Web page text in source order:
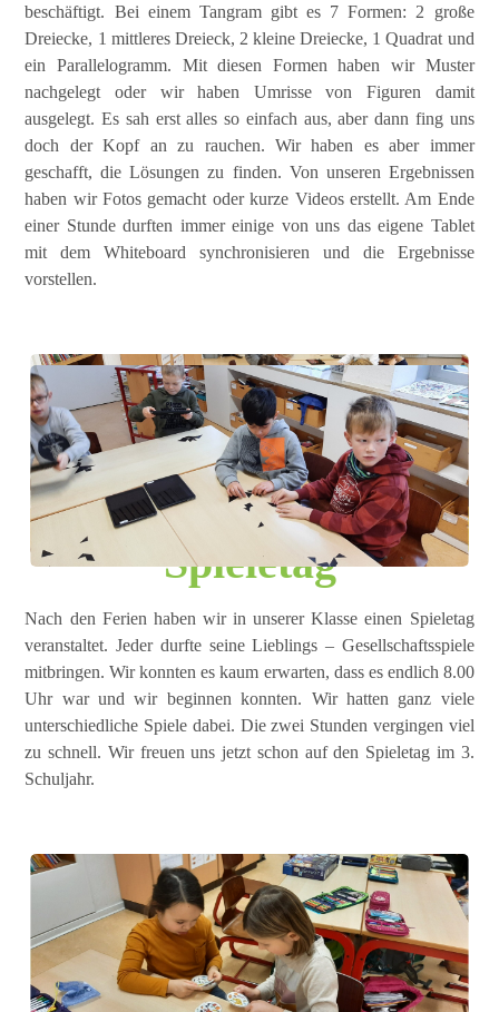
beschäftigt. Bei einem Tangram gibt es 7 Formen: 2 große
Dreiecke, 1 mittleres Dreieck, 2 kleine Dreiecke, 1 Quadrat und
ein Parallelogramm. Mit diesen Formen haben wir Muster
nachgelegt oder wir haben Umrisse von Figuren damit
ausgelegt. Es sah erst alles so einfach aus, aber dann fing uns
doch der Kopf an zu rauchen. Wir haben es aber immer
geschafft, die Lösungen zu finden. Von unseren Ergebnissen
haben wir Fotos gemacht oder kurze Videos erstellt. Am Ende
einer Stunde durften immer einige von uns das eigene Tablet
mit dem Whiteboard synchronisieren und die Ergebnisse
vorstellen.
Spieletag
Nach den Ferien haben wir in unserer Klasse einen Spieletag
veranstaltet. Jeder durfte seine Lieblings – Gesellschaftsspiele
mitbringen. Wir konnten es kaum erwarten, dass es endlich 8.00
Uhr war und wir beginnen konnten. Wir hatten ganz viele
unterschiedliche Spiele dabei. Die zwei Stunden vergingen viel
zu schnell. Wir freuen uns jetzt schon auf den Spieletag im 3.
Schuljahr.